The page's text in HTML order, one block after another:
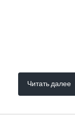
Читать далее